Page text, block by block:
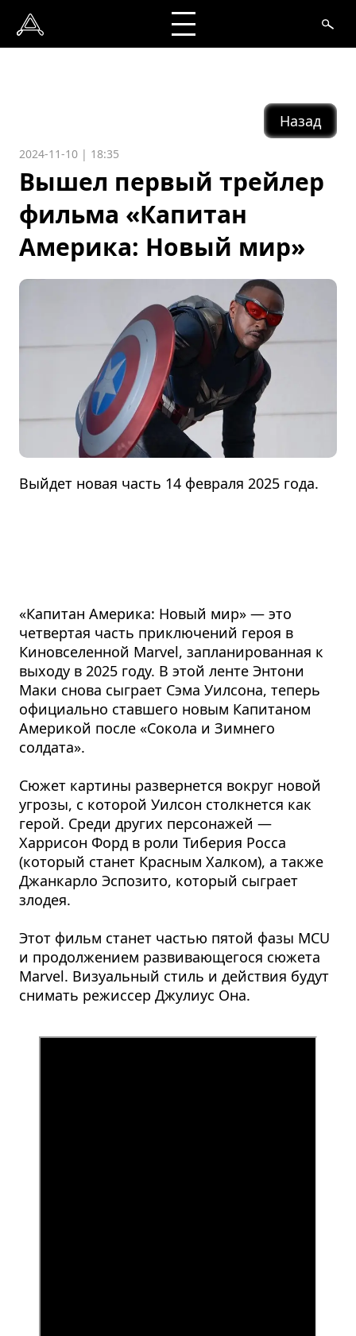
Назад
2024-11-10 | 18:35
Вышел первый трейлер
фильма «Капитан
Америка: Новый мир»
Выйдет новая часть 14 февраля 2025 года.
«Капитан Америка: Новый мир» — это
четвертая часть приключений героя в
Киновселенной Marvel, запланированная к
выходу в 2025 году. В этой ленте Энтони
Маки снова сыграет Сэма Уилсона, теперь
официально ставшего новым Капитаном
Америкой после «Сокола и Зимнего
солдата».
Сюжет картины развернется вокруг новой
угрозы, с которой Уилсон столкнется как
герой. Среди других персонажей —
Харрисон Форд в роли Тиберия Росса
(который станет Красным Халком), а также
Джанкарло Эспозито, который сыграет
злодея.
Этот фильм станет частью пятой фазы MCU
и продолжением развивающегося сюжета
Marvel. Визуальный стиль и действия будут
снимать режиссер Джулиус Она.